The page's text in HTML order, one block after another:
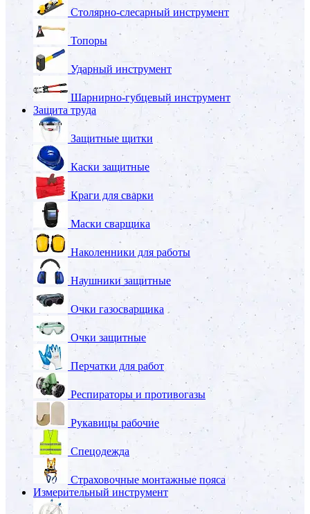
Столярно-слесарный инструмент
Топоры
Ударный инструмент
Шарнирно-губцевый инструмент
Защита труда
Защитные щитки
Каски защитные
Краги для сварки
Маски сварщика
Наколенники для работы
Наушники защитные
Очки газосварщика
Очки защитные
Перчатки для работ
Респираторы и противогазы
Рукавицы рабочие
Спецодежда
Страховочные монтажные пояса
Измерительный инструмент